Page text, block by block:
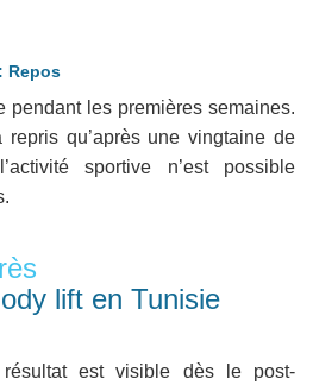
Repos
pendant les premières semaines.
qu’après une vingtaine de
sportive n’est possible
lift en Tunisie
est visible dès le post-